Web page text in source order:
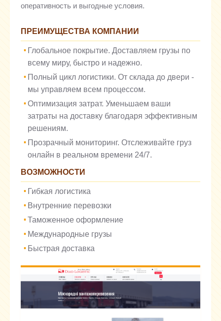
оперативность и выгодные условия.
ПРЕИМУЩЕСТВА КОМПАНИИ
Глобальное покрытие. Доставляем грузы по
всему миру, быстро и надежно.
Полный цикл логистики. От склада до двери -
мы управляем всем процессом.
Оптимизация затрат. Уменьшаем ваши
затраты на доставку благодаря эффективным
решениям.
Прозрачный мониторинг. Отслеживайте груз
онлайн в реальном времени 24/7.
ВОЗМОЖНОСТИ
Гибкая логистика
Внутренние перевозки
Таможенное оформление
Международные грузы
Быстрая доставка